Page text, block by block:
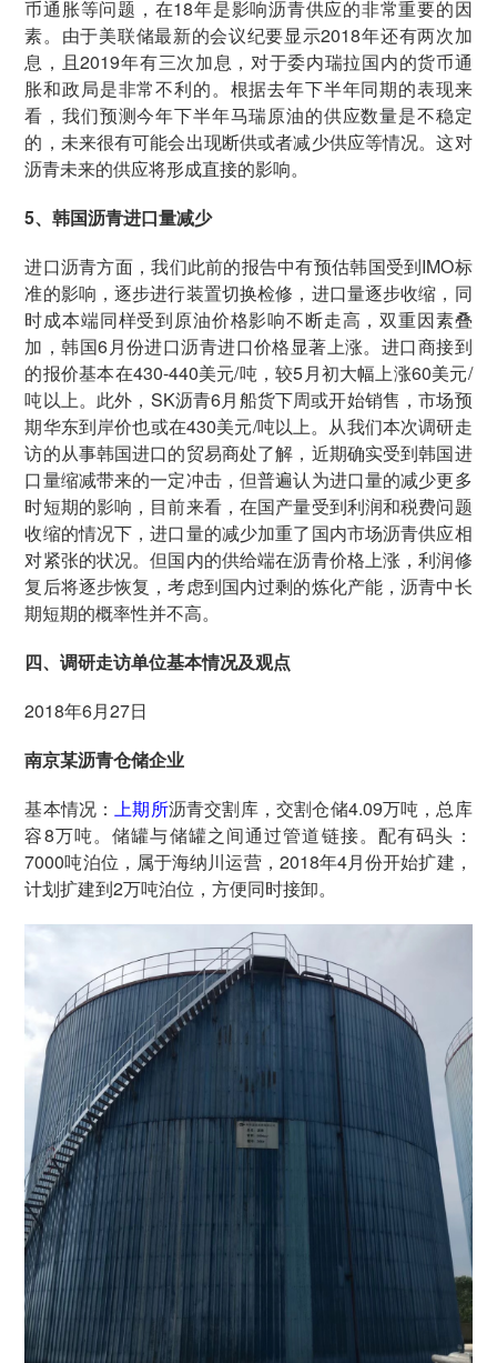
币通胀等问题，在18年是影响沥青供应的非常重要的因
素。由于美联储最新的会议纪要显示2018年还有两次加
息，且2019年有三次加息，对于委内瑞拉国内的货币通
胀和政局是非常不利的。根据去年下半年同期的表现来
看，我们预测今年下半年马瑞原油的供应数量是不稳定
的，未来很有可能会出现断供或者减少供应等情况。这对
沥青未来的供应将形成直接的影响。
5、韩国沥青进口量减少
进口沥青方面，我们此前的报告中有预估韩国受到IMO标
准的影响，逐步进行装置切换检修，进口量逐步收缩，同
时成本端同样受到原油价格影响不断走高，双重因素叠
加，韩国6月份进口沥青进口价格显著上涨。进口商接到
的报价基本在430-440美元/吨，较5月初大幅上涨60美元/
吨以上。此外，SK沥青6月船货下周或开始销售，市场预
期华东到岸价也或在430美元/吨以上。从我们本次调研走
访的从事韩国进口的贸易商处了解，近期确实受到韩国进
口量缩减带来的一定冲击，但普遍认为进口量的减少更多
时短期的影响，目前来看，在国产量受到利润和税费问题
收缩的情况下，进口量的减少加重了国内市场沥青供应相
对紧张的状况。但国内的供给端在沥青价格上涨，利润修
复后将逐步恢复，考虑到国内过剩的炼化产能，沥青中长
期短期的概率性并不高。
四、调研走访单位基本情况及观点
2018年6月27日
南京某沥青仓储企业
基本情况：上期所沥青交割库，交割仓储4.09万吨，总库
容8万吨。储罐与储罐之间通过管道链接。配有码头：
7000吨泊位，属于海纳川运营，2018年4月份开始扩建，
计划扩建到2万吨泊位，方便同时接卸。